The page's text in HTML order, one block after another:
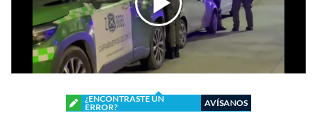
¿ENCONTRASTE UN
ERROR?
AVÍSANOS